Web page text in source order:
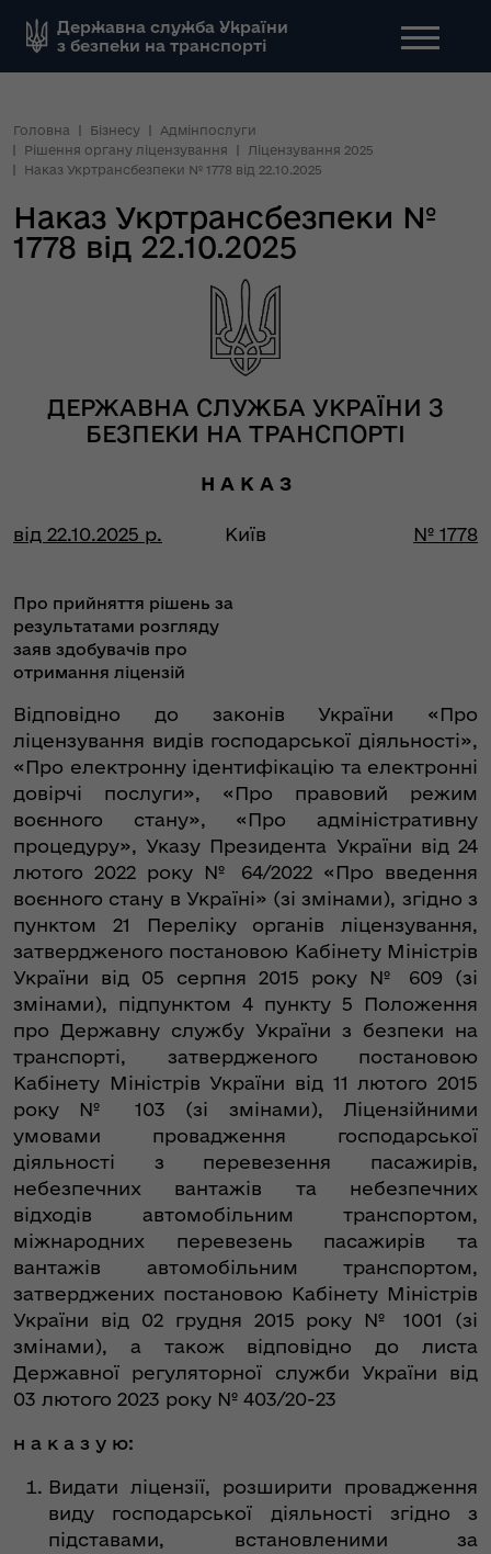
Державна служба України
з безпеки на транспорті
Головна Бізнесу
Адмінпослуги
Рішення органу ліцензування
Ліцензування 2025
Наказ Укртрансбезпеки № 1778 від 22.10.2025
Наказ Укртрансбезпеки №
1778 від 22.10.2025
ДЕРЖАВНА СЛУЖБА УКРАЇНИ З
БЕЗПЕКИ НА ТРАНСПОРТІ
Н А К А З
від 22.10.2025 р. Київ № 1778
Про прийняття рішень за
результатами розгляду
заяв здобувачів про
отримання ліцензій
Відповідно до законів України «Про
ліцензування видів господарської діяльності»,
«Про електронну ідентифікацію та електронні
довірчі послуги», «Про правовий режим
воєнного стану», «Про адміністративну
процедуру», Указу Президента України від 24
лютого 2022 року № 64/2022 «Про введення
воєнного стану в Україні» (зі змінами), згідно з
пунктом 21 Переліку органів ліцензування,
затвердженого постановою Кабінету Міністрів
України від 05 серпня 2015 року № 609 (зі
змінами), підпунктом 4 пункту 5 Положення
про Державну службу України з безпеки на
транспорті, затвердженого постановою
Кабінету Міністрів України від 11 лютого 2015
року № 103 (зі змінами), Ліцензійними
умовами провадження господарської
діяльності з перевезення пасажирів,
небезпечних вантажів та небезпечних
відходів автомобільним транспортом,
міжнародних перевезень пасажирів та
вантажів автомобільним транспортом,
затверджених постановою Кабінету Міністрів
України від 02 грудня 2015 року № 1001 (зі
змінами), а також відповідно до листа
Державної регуляторної служби України від
03 лютого 2023 року № 403/20-23
н а к а з у ю:
Видати ліцензії, розширити провадження
виду господарської діяльності згідно з
підставами, встановленими за